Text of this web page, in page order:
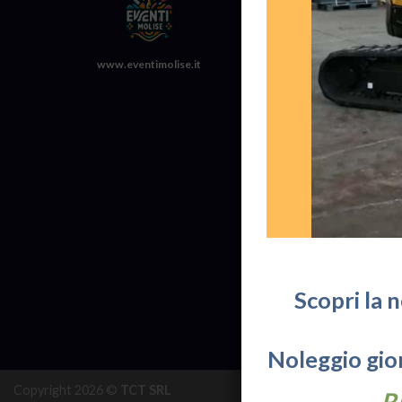
www.eventimolise.it
Lun /
Privacy:
Copyright 2026 © TCT SRL
Scopri la
Noleggio